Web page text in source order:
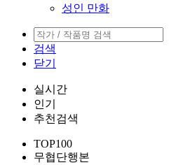
성인 만화
검색
닫기
실시간
인기
추천검색
TOP100
무협단행본